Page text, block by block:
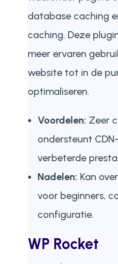
database caching
caching. Deze
meer ervaren
website tot in de
optimaliseren.
Voordelen: Zeer
ondersteunt
verbeterde
Nadelen: Kan
voor beginners,
configuratie.
WP Rocket